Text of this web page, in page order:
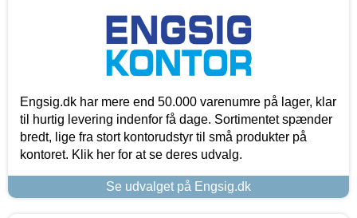
Engsig.dk har mere end 50.000 varenumre på lager, klar
til hurtig levering indenfor få dage. Sortimentet spænder
bredt, lige fra stort kontorudstyr til små produkter på
kontoret. Klik her for at se deres udvalg.
Se udvalget på Engsig.dk